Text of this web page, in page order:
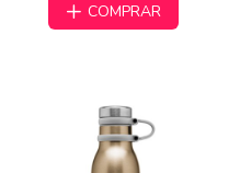
COMPRAR